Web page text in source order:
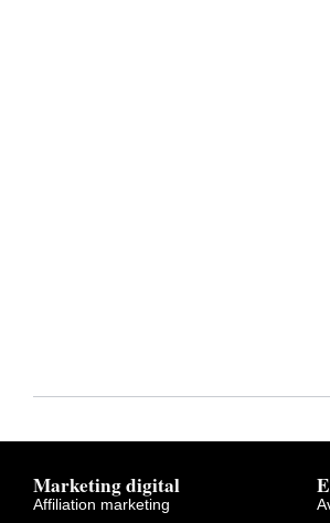
Marketing digital
Affiliation marketing